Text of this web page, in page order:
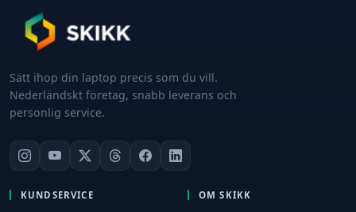
Sätt ihop din laptop precis som du vill.
Nederländskt företag, snabb leverans och
personlig service.
KUNDSERVICE OM SKIKK